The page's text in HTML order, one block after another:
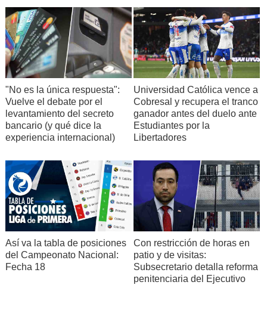
"No es la única respuesta":
Vuelve el debate por el
levantamiento del secreto
bancario (y qué dice la
experiencia internacional)
Universidad Católica vence a
Cobresal y recupera el tranco
ganador antes del duelo ante
Estudiantes por la
Libertadores
Así va la tabla de posiciones
del Campeonato Nacional:
Fecha 18
Con restricción de horas en
patio y de visitas:
Subsecretario detalla reforma
penitenciaria del Ejecutivo